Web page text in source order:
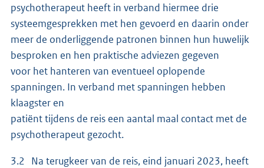
psychotherapeut heeft in verband hiermee drie
systeemgesprekken met hen gevoerd en daarin onder
meer de onderliggende patronen binnen hun huwelijk
besproken en hen praktische adviezen gegeven
voor het hanteren van eventueel oplopende
spanningen. In verband met spanningen hebben
klaagster en
patiënt tijdens de reis een aantal maal contact met de
psychotherapeut gezocht.
3.2 Na terugkeer van de reis, eind januari 2023, heeft